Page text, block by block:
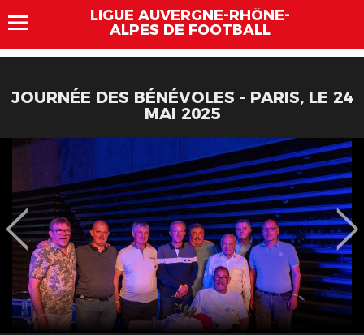
LIGUE AUVERGNE-RHÔNE-
ALPES DE FOOTBALL
JOURNÉE DES BÉNÉVOLES - PARIS, LE 24
MAI 2025